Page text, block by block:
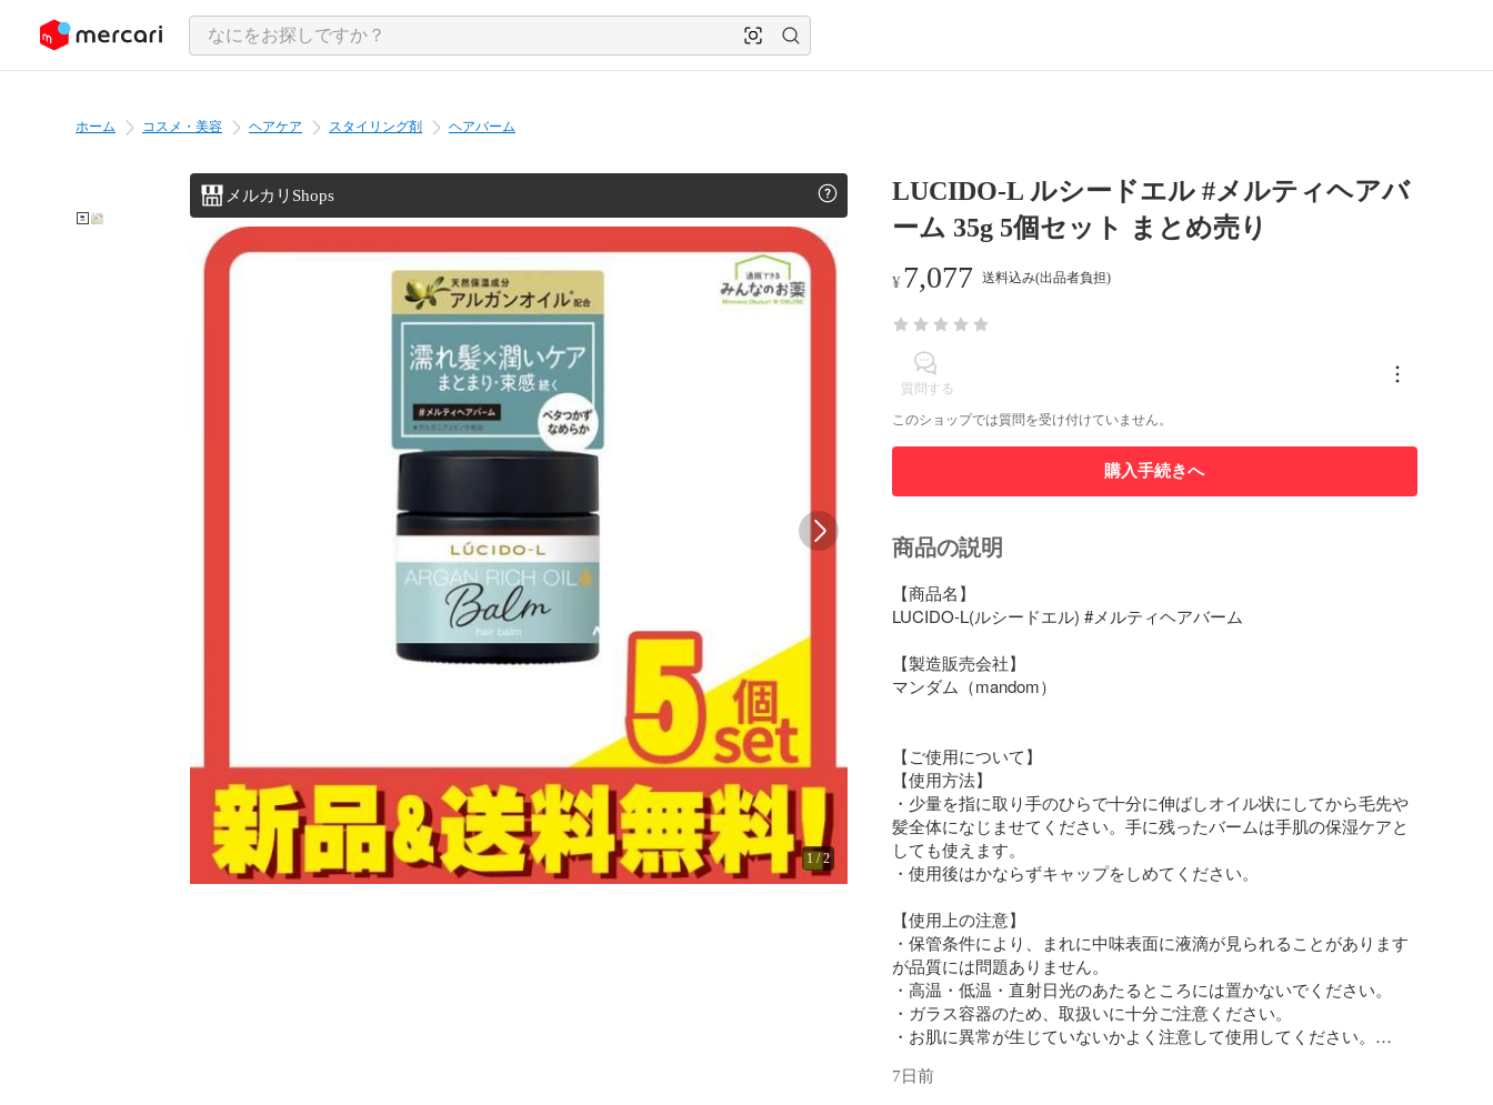
ツにスキップ
ホーム コスメ・美容 ヘアケア スタイリング剤 ヘアバーム
メルカリShops
1/2
LUCIDO-L ルシードエル #メルティヘアバ
ーム 35g 5個セット まとめ売り
¥ 7,077 送料込み(出品者負担)
質問する
このショップでは質問を受け付けていません。
購入手続きへ
商品の説明
【商品名】
LUCIDO-L(ルシードエル) #メルティヘアバーム
【製造販売会社】
マンダム（mandom）
【ご使用について】
【使用方法】
・少量を指に取り手のひらで十分に伸ばしオイル状にしてから毛先や
髪全体になじませてください。手に残ったバームは手肌の保湿ケアと
しても使えます。
・使用後はかならずキャップをしめてください。
【使用上の注意】
・保管条件により、まれに中味表面に液滴が見られることがあります
が品質には問題ありません。
・高温・低温・直射日光のあたるところには置かないでください。
・ガラス容器のため、取扱いに十分ご注意ください。
・お肌に異常が生じていないかよく注意して使用してください。
斑等)、黒ずみ等の異常が出たら使用を中止し、皮フ科医へご相談くだ
7日前